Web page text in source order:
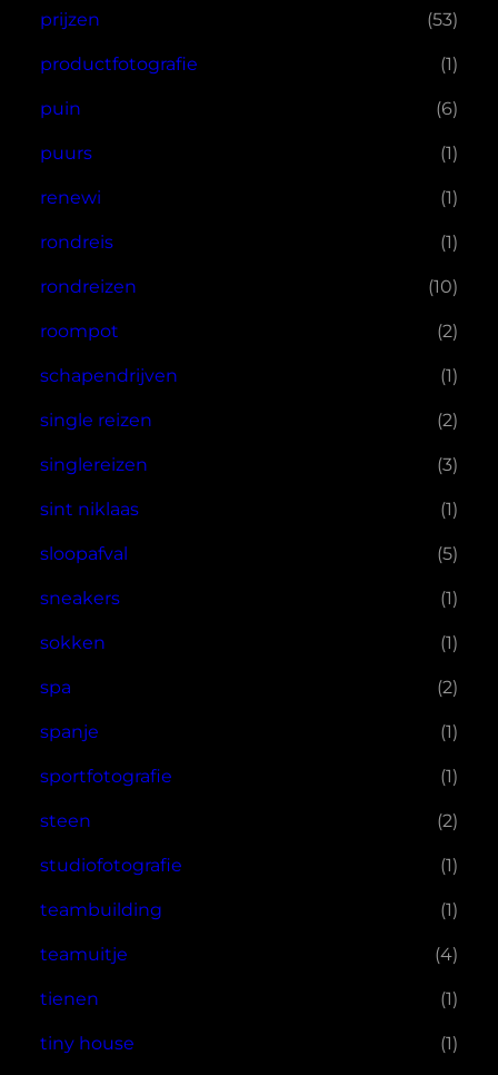
prijzen (53)
productfotografie (1)
puin (6)
puurs (1)
renewi (1)
rondreis (1)
rondreizen (10)
roompot (2)
schapendrijven (1)
single reizen (2)
singlereizen (3)
sint niklaas (1)
sloopafval (5)
sneakers (1)
sokken (1)
spa (2)
spanje (1)
sportfotografie (1)
steen (2)
studiofotografie (1)
teambuilding (1)
teamuitje (4)
tienen (1)
tiny house (1)